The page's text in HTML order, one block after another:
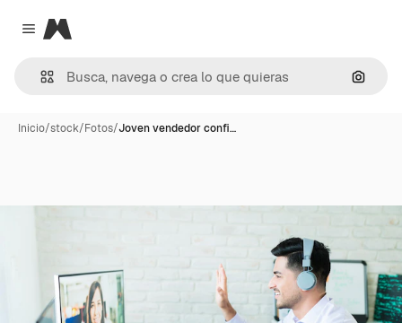
Close menu
Magnific
Inicio/stock/Fotos/Joven vendedor confi…